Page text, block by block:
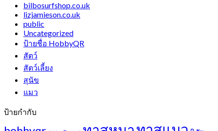
bilbosurfshop.co.uk
lizjamieson.co.uk
public
Uncategorized
ป้ายชื่อ HobbyQR
สัตว์
สัตว์เลี้ยง
สุนัข
แมว
ป้ายกำกับ